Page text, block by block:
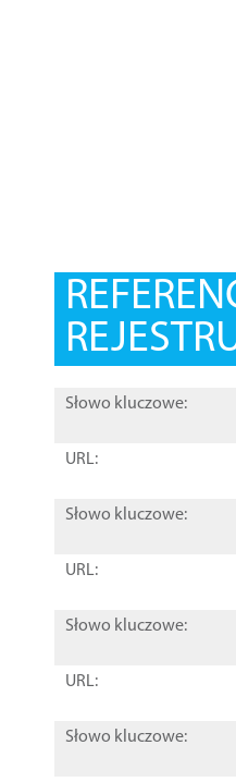
Słowo kluczowe:
URL:
Słowo kluczowe:
URL:
Słowo kluczowe:
URL:
Słowo kluczowe: